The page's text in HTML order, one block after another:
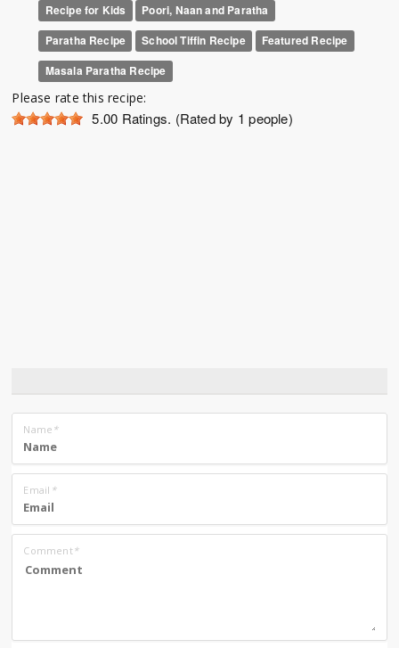
Recipe for Kids
Poori, Naan and Paratha
Paratha Recipe
School Tiffin Recipe
Featured Recipe
Masala Paratha Recipe
Please rate this recipe:
5.00 Ratings. (Rated by 1 people)
Name *
Email *
Comment*